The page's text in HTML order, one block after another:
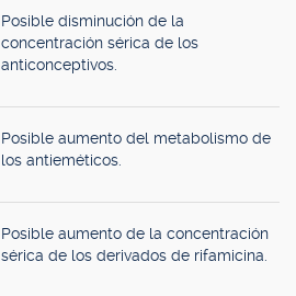
Posible disminución de la
concentración sérica de los
anticonceptivos.
Posible aumento del metabolismo de
los antieméticos.
Posible aumento de la concentración
sérica de los derivados de rifamicina.